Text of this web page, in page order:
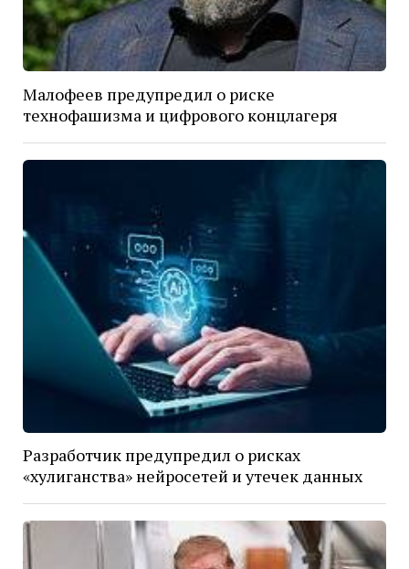
Малофеев предупредил о риске
технофашизма и цифрового концлагеря
Разработчик предупредил о рисках
«хулиганства» нейросетей и утечек данных